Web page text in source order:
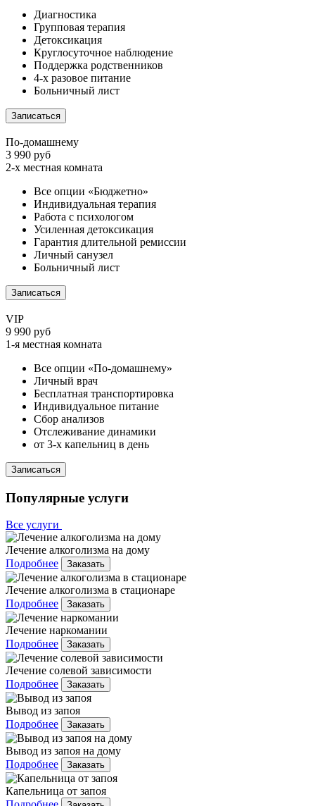
Диагностика
Групповая терапия
Детоксикация
Круглосуточное наблюдение
Поддержка родственников
4-х разовое питание
Больничный лист
Записаться
По-домашнему
3 990 руб
2-х местная комната
Все опции «Бюджетно»
Индивидуальная терапия
Работа с психологом
Усиленная детоксикация
Гарантия длительной ремиссии
Личный санузел
Больничный лист
Записаться
VIP
9 990 руб
1-я местная комната
Все опции «По-домашнему»
Личный врач
Бесплатная транспортировка
Индивидуальное питание
Сбор анализов
Отслеживание динамики
от 3-х капельниц в день
Записаться
Популярные услуги
Все услуги
Лечение алкоголизма на дому
Подробнее
Заказать
Лечение алкоголизма в стационаре
Подробнее
Заказать
Лечение наркомании
Подробнее
Заказать
Лечение солевой зависимости
Подробнее
Заказать
Вывод из запоя
Подробнее
Заказать
Вывод из запоя на дому
Подробнее
Заказать
Капельница от запоя